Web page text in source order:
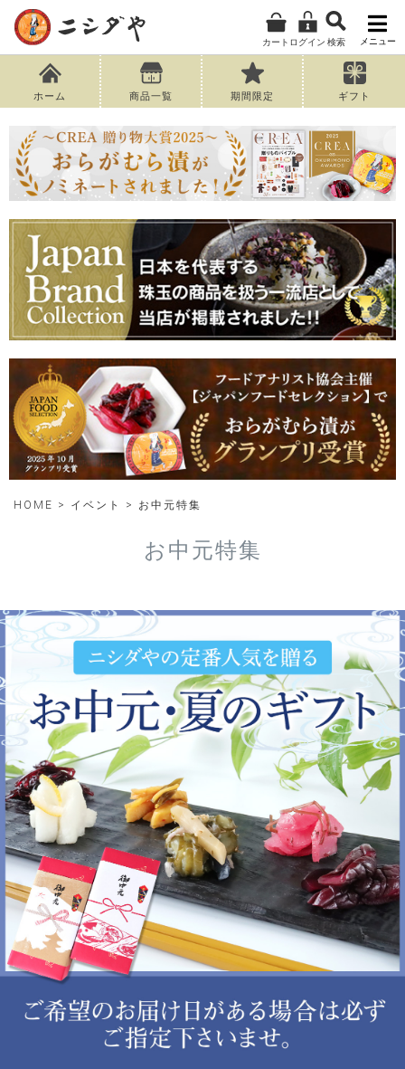
カート ログイン 検索 メニュー
ホーム 商品一覧 期間限定 ギフト
HOME イベント お中元特集
お中元特集